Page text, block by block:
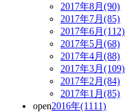
2017年8月(90)
2017年7月(85)
2017年6月(112)
2017年5月(68)
2017年4月(88)
2017年3月(109)
2017年2月(84)
2017年1月(85)
open2016年(1111)